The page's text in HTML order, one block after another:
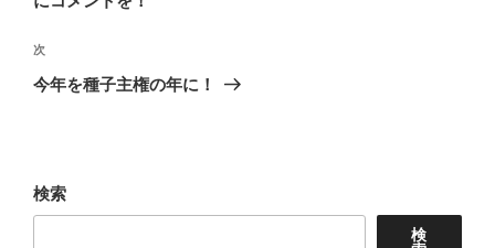
ゲ
ー
ン
次
の
次
今年を種子主権の年に！
検索
検